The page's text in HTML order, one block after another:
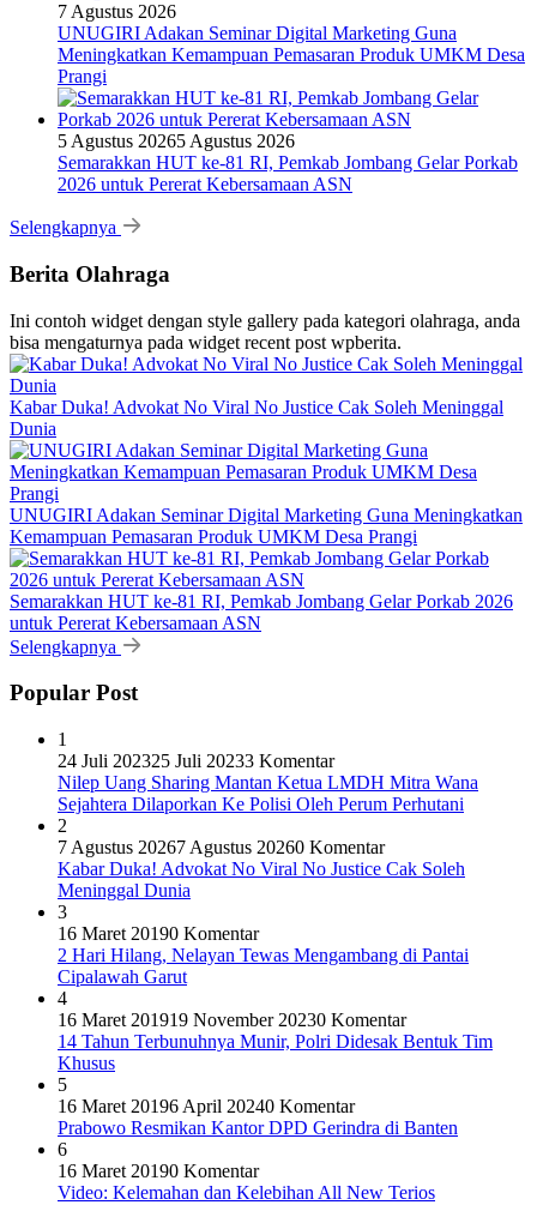
7 Agustus 2026
UNUGIRI Adakan Seminar Digital Marketing Guna
Meningkatkan Kemampuan Pemasaran Produk UMKM Desa
Prangi
5 Agustus 20265 Agustus 2026
Semarakkan HUT ke-81 RI, Pemkab Jombang Gelar Porkab
2026 untuk Pererat Kebersamaan ASN
Selengkapnya
Berita Olahraga
Ini contoh widget dengan style gallery pada kategori olahraga, anda
bisa mengaturnya pada widget recent post wpberita.
Kabar Duka! Advokat No Viral No Justice Cak Soleh Meninggal
Dunia
UNUGIRI Adakan Seminar Digital Marketing Guna Meningkatkan
Kemampuan Pemasaran Produk UMKM Desa Prangi
Semarakkan HUT ke-81 RI, Pemkab Jombang Gelar Porkab 2026
untuk Pererat Kebersamaan ASN
Selengkapnya
Popular Post
1
24 Juli 202325 Juli 20233 Komentar
Nilep Uang Sharing Mantan Ketua LMDH Mitra Wana
Sejahtera Dilaporkan Ke Polisi Oleh Perum Perhutani
2
7 Agustus 20267 Agustus 20260 Komentar
Kabar Duka! Advokat No Viral No Justice Cak Soleh
Meninggal Dunia
3
16 Maret 20190 Komentar
2 Hari Hilang, Nelayan Tewas Mengambang di Pantai
Cipalawah Garut
4
16 Maret 201919 November 20230 Komentar
14 Tahun Terbunuhnya Munir, Polri Didesak Bentuk Tim
Khusus
5
16 Maret 20196 April 20240 Komentar
Prabowo Resmikan Kantor DPD Gerindra di Banten
6
16 Maret 20190 Komentar
Video: Kelemahan dan Kelebihan All New Terios